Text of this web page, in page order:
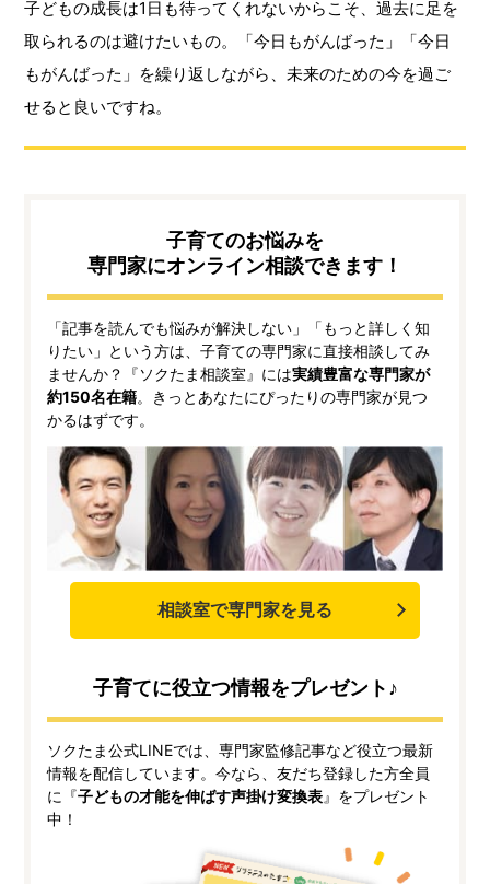
子どもの成長は1日も待ってくれないからこそ、過去に足を
取られるのは避けたいもの。「今日もがんばった」「今日
もがんばった」を繰り返しながら、未来のための今を過ご
せると良いですね。
子育てのお悩みを
専門家にオンライン相談できます！
「記事を読んでも悩みが解決しない」「もっと詳しく知
りたい」という方は、子育ての専門家に直接相談してみ
ませんか？『ソクたま相談室』には実績豊富な専門家が
約150名在籍。きっとあなたにぴったりの専門家が見つ
かるはずです。
相談室で専門家を見る
子育てに役立つ情報をプレゼント♪
ソクたま公式LINEでは、専門家監修記事など役立つ最新
情報を配信しています。今なら、友だち登録した方全員
に『子どもの才能を伸ばす声掛け変換表』をプレゼント
中！